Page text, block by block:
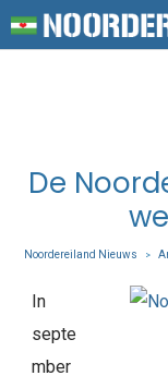
De
Noordereiland Nieuws >
In
septe
mber